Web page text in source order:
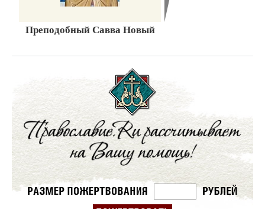
Преподобный Савва Новый